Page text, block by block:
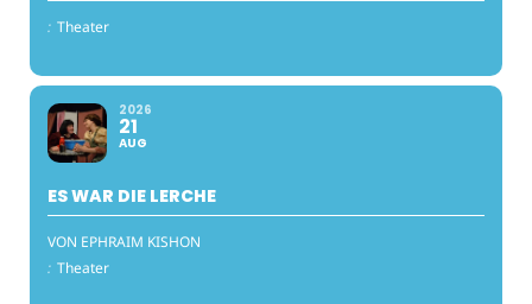
: Theater
2026
21
AUG
ES WAR DIE LERCHE
VON EPHRAIM KISHON
: Theater